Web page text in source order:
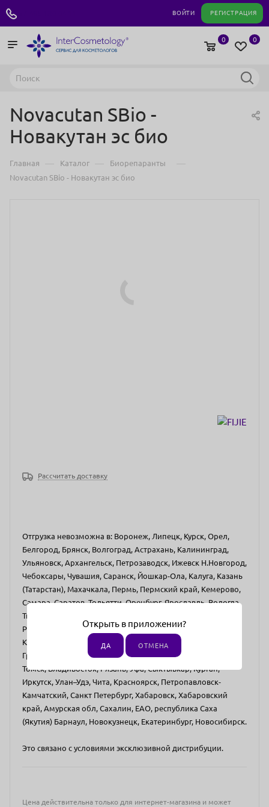
ВОЙТИ РЕГИСТРАЦИЯ
0
0
Novacutan SBio -
Новакутан эс био
Главная — Каталог — Биорепаранты —
Novacutan SBio - Новакутан эс био
Рассчитать доставку
Отгрузка невозможна в: Воронеж, Липецк, Курск, Орел,
Белгород, Брянск, Волгоград, Астрахань, Калининград,
Ульяновск, Архангельск, Петрозаводск, Ижевск Н.Новгород,
Чебоксары, Чувашия, Саранск, Йошкар-Ола, Калуга, Казань
(Татарстан), Махачкала, Пермь, Пермский край, Кемерово,
Самара, Саратов, Тольятти, Оренбург, Ярославль, Вологда,
Тверь, Владимир, Кострома, Иваново Киров, Челябинск,
Ростов на дону, Пятигорск, Ставрополь Сочи, Краснодар,
Крым, Пенза, Тамбов, Омск, Владикавказ, Нальчик,
Грозный, Тула, Тюмень, Сургут, Нижневартовск, ХМАО,
Томск, Владивосток, Рязань, Уфа, Сыктывкар, Курган,
Иркутск, Улан–Удэ, Чита, Красноярск, Петропавловск-
Камчатский, Санкт Петербург, Хабаровск, Хабаровский
край, Амурская обл, Сахалин, ЕАО, республика Саха
(Якутия) Барнаул, Новокузнецк, Екатеринбург, Новосибирск.
Это связано с условиями эксклюзивной дистрибуции.
Цена действительна только для интернет-магазина и может
Открыть в приложении?
ДА ОТМЕНА